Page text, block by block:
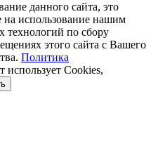
данного сайта, это
на использование нашим
технологий по сбору
этого сайта с Вашего
Политика
использует Cookies,